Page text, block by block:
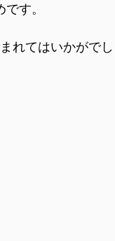
す。
れてはいかがで